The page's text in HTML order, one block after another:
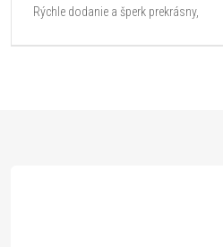
Rýchle dodanie a šperk prekrásny,